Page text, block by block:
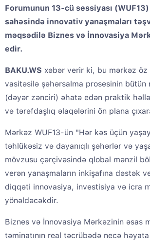
Forumunun 13-cü sessiyası
sahəsində innovativ yanaşmaları
məqsədilə Biznes və İnnovasiya
edir.
BAKU.WS xəbər verir ki, bu mərkəz öz
vasitəsilə şəhərsalma prosesinin bütün
(dəyər zənciri) əhatə edən praktik
və tərəfdaşlıq əlaqələrini ön plana
Mərkəz WUF13-ün "Hər kəs üçün
təhlükəsiz və dayanıqlı şəhərlər və
mövzusu çərçivəsində qlobal mənzil
verən yanaşmaların inkişafına dəstək
diqqəti innovasiya, investisiya və icra
yönəldəcəkdir.
Biznes və İnnovasiya Mərkəzinin əsas
təminatının real təcrübədə necə